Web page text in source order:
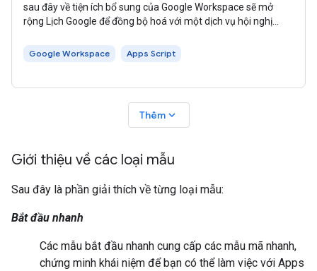
sau đây về tiện ích bổ sung của Google Workspace sẽ mở
rộng Lịch Google để đồng bộ hoá với một dịch vụ hội nghị
Google Workspace Apps Script
Thêmexpand_more
Giới thiệu về các loại mẫu
Sau đây là phần giải thích về từng loại mẫu:
Bắt đầu nhanh
Các mẫu bắt đầu nhanh cung cấp các mẫu mã nhanh,
chứng minh khái niệm để bạn có thể làm việc với Apps